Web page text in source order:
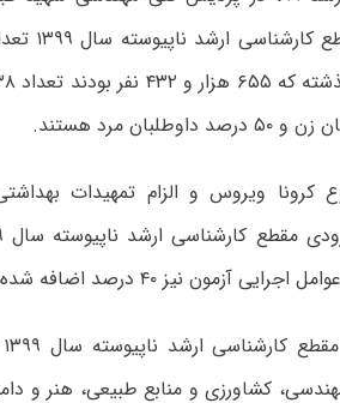
کرونا ویروس و الزام تمهیدات
نیز ۴۰ درصد اضافه شده‌اند.